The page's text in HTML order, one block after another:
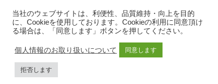
当サイトについて ご利用条件
推奨環境
個人情報のお取扱いについて
お問い合わせ
サイトマップ
All Rights Reserved, Copyright © 2010-2023 IDEA
当社のウェブサイトは、利便性、品質維持・向上を目的
に、Cookieを使用しております。Cookieの利用に同意頂け
る場合は、「同意します」ボタンを押してください。
個人情報のお取り扱いについて 同意します
拒否します